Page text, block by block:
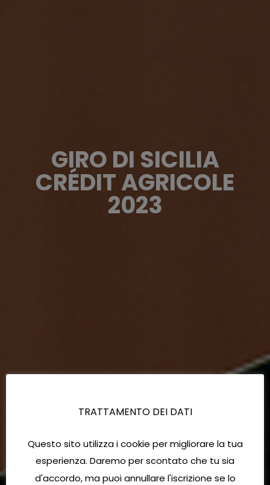
GIRO DI SICILIA
CRÉDIT AGRICOLE
2023
TRATTAMENTO DEI DATI
Questo sito utilizza i cookie per migliorare la tua
esperienza. Daremo per scontato che tu sia
d'accordo, ma puoi annullare l'iscrizione se lo